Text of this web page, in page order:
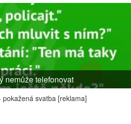
nemůže telefonovat